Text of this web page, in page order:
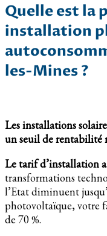
Quelle est la
installation
les-Mines ?
Les installations
un seuil de rentabilité
Le tarif d’installation
transformations
l’Etat diminuent
photovoltaïque, votre
de 70 %.